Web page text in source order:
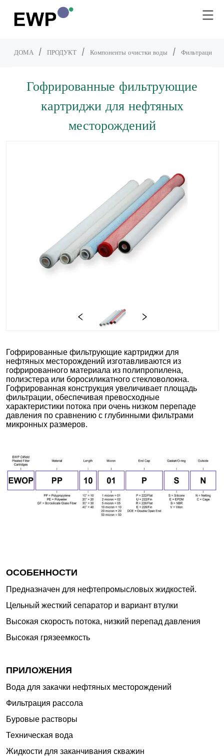
ДОМА / ПРОДУКТ / Компоненты очистки воды / Фильтрация
Гофрированные фильтрующие
картриджи для нефтяных
месторождений